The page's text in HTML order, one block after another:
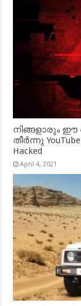
നിങ്ങളാരും ഈ
തീർന്നു
Hacked
April 4, 2021